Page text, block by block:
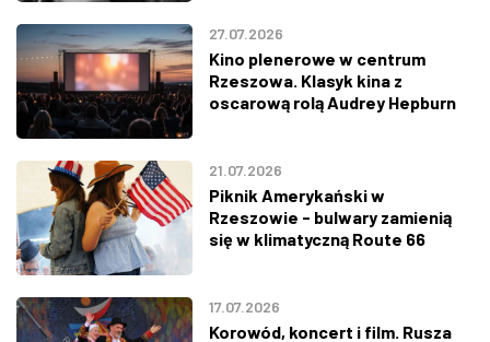
27.07.2026
Kino plenerowe w centrum
Rzeszowa. Klasyk kina z
oscarową rolą Audrey Hepburn
21.07.2026
Piknik Amerykański w
Rzeszowie - bulwary zamienią
się w klimatyczną Route 66
17.07.2026
Korowód, koncert i film. Rusza